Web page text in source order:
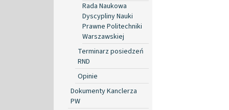
Rada Naukowa
Dyscypliny Nauki
Prawne Politechniki
Warszawskiej
Terminarz posiedzeń
RND
Opinie
Dokumenty Kanclerza
PW